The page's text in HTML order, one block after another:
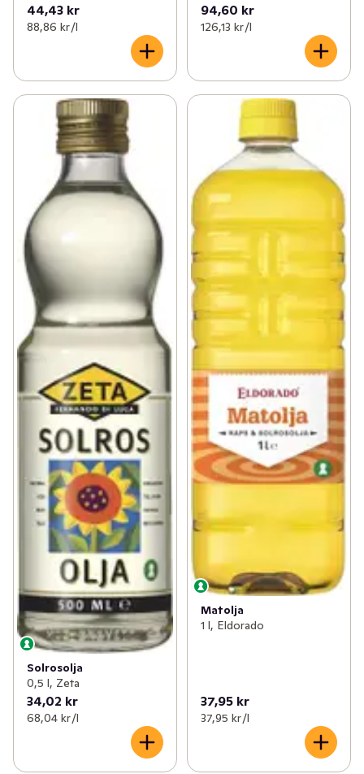
44,43 kr
88,86 kr /l
94,60 kr
126,13 kr /l
Solrosolja
0,5 l, Zeta
34,02 kr
68,04 kr /l
Matolja
1 l, Eldorado
37,95 kr
37,95 kr /l